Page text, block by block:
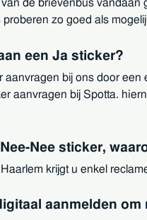
de brievenbus
zo goed als
een Ja sticker?
aanvragen bij ons door een
aanvragen bij Spotta.
Nee-Nee sticker,
krijgt u enkel
aanmelden